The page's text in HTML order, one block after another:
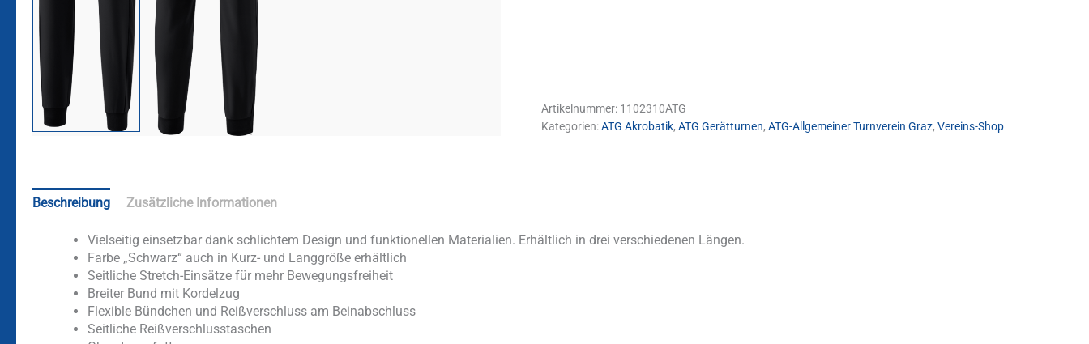
Artikelnummer: 1102310ATG
Kategorien:ATG Akrobatik, ATG Gerätturnen, ATG-Allgemeiner Turnverein Graz, Vereins-Shop
Beschreibung Zusätzliche Informationen
Vielseitig einsetzbar dank schlichtem Design und funktionellen Materialien. Erhältlich in drei verschiedenen Längen.
Farbe „Schwarz“ auch in Kurz- und Langgröße erhältlich
Seitliche Stretch-Einsätze für mehr Bewegungsfreiheit
Breiter Bund mit Kordelzug
Flexible Bündchen und Reißverschluss am Beinabschluss
Seitliche Reißverschlusstaschen